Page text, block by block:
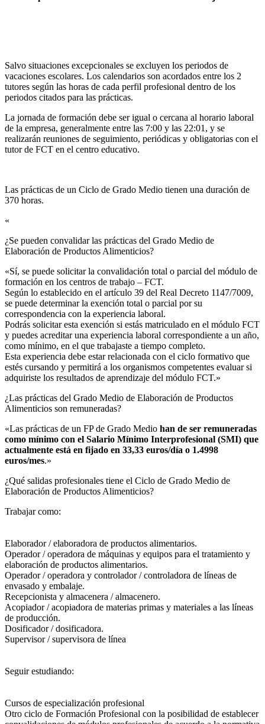
Salvo situaciones excepcionales se excluyen los periodos de
vacaciones escolares. Los calendarios son acordados entre los 2
tutores según las horas de cada perfil profesional dentro de los
periodos citados para las prácticas.
La jornada de formación debe ser igual o cercana al horario laboral
de la empresa, generalmente entre las 7:00 y las 22:01, y se
realizarán reuniones de seguimiento, periódicas y obligatorias con el
tutor de FCT en el centro educativo.
Las prácticas de un Ciclo de Grado Medio tienen una duración de
370 horas.
«
¿Se pueden convalidar las prácticas del Grado Medio de
Elaboración de Productos Alimenticios?​
«Sí, se puede solicitar la convalidación total o parcial del módulo de
formación en los centros de trabajo – FCT.
Según lo establecido en el artículo 39 del Real Decreto 1147/7009,
se puede determinar la exención total o parcial por su
correspondencia con la experiencia laboral.
Podrás solicitar esta exención si estás matriculado en el módulo FCT
y puedes acreditar una experiencia laboral correspondiente a un año,
como mínimo, en el que trabajaste a tiempo completo.
Esta experiencia debe estar relacionada con el ciclo formativo que
estés cursando y permitirá a los organismos competentes evaluar si
adquiriste los resultados de aprendizaje del módulo FCT.»
¿Las prácticas del Grado Medio de Elaboración de Productos
Alimenticios son remuneradas?​
«Las prácticas de un FP de Grado Medio han de ser remuneradas
como mínimo con el Salario Mínimo Interprofesional (SMI) que
actualmente está en fijado en 33,33 euros/día o 1.4998
euros/mes.»
¿Qué salidas profesionales tiene el Ciclo de Grado Medio de
Elaboración de Productos Alimenticios?​
Trabajar como:
Elaborador / elaboradora de productos alimentarios.
Operador / operadora de máquinas y equipos para el tratamiento y
elaboración de productos alimentarios.
Operador / operadora y controlador / controladora de líneas de
envasado y embalaje.
Recepcionista y almacenera / almacenero.
Acopiador / acopiadora de materias primas y materiales a las líneas
de producción.
Dosificador / dosificadora.
Supervisor / supervisora de línea
Seguir estudiando:
Cursos de especialización profesional
Otro ciclo de Formación Profesional con la posibilidad de establecer